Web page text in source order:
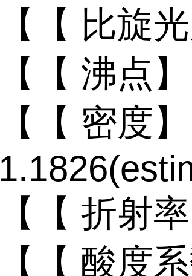
【【 比旋
【【 沸点
【【 密度】
【【 折射
【【 酸度